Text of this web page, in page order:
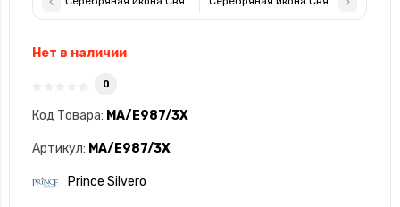
Нет в наличии
0
Код Товара: MA/E987/3X
Артикул: MA/E987/3X
Prince Silvero